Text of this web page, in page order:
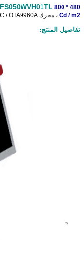
FS050WVH01TL 800 * 480 نقطة RTP
Cd / m2 ، محرك IC / OTA9960A
تفاصيل المنتج: